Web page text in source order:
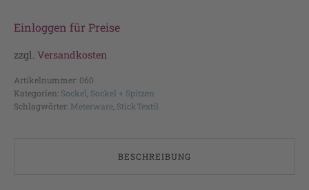
Einloggen für Preise
zzgl. Versandkosten
Artikelnummer: 060
Kategorien: Sockel Sockel + Spitzen
Schlagwörter: Meterware StickTextil
BESCHREIBUNG